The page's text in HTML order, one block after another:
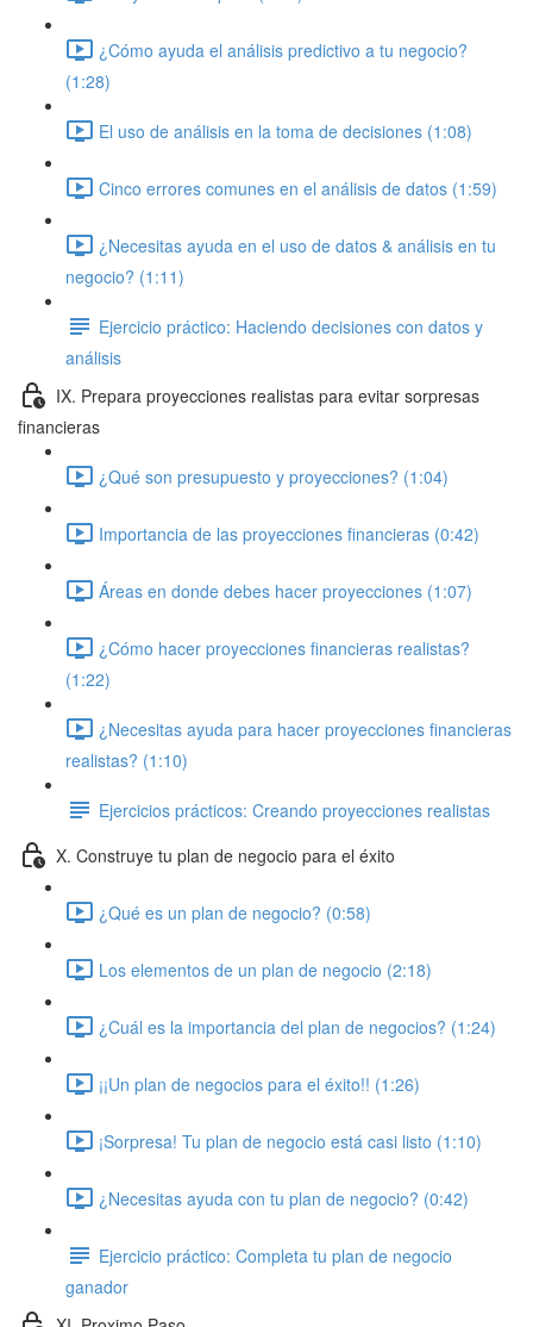
¿Cómo ayuda el análisis predictivo a tu negocio?
(1:28)
El uso de análisis en la toma de decisiones (1:08)
Cinco errores comunes en el análisis de datos (1:59)
¿Necesitas ayuda en el uso de datos & análisis en tu
negocio? (1:11)
Ejercicio práctico: Haciendo decisiones con datos y
análisis
IX. Prepara proyecciones realistas para evitar sorpresas
financieras
¿Qué son presupuesto y proyecciones? (1:04)
Importancia de las proyecciones financieras (0:42)
Áreas en donde debes hacer proyecciones (1:07)
¿Cómo hacer proyecciones financieras realistas?
(1:22)
¿Necesitas ayuda para hacer proyecciones financieras
realistas? (1:10)
Ejercicios prácticos: Creando proyecciones realistas
X. Construye tu plan de negocio para el éxito
¿Qué es un plan de negocio? (0:58)
Los elementos de un plan de negocio (2:18)
¿Cuál es la importancia del plan de negocios? (1:24)
¡¡Un plan de negocios para el éxito!! (1:26)
¡Sorpresa! Tu plan de negocio está casi listo (1:10)
¿Necesitas ayuda con tu plan de negocio? (0:42)
Ejercicio práctico: Completa tu plan de negocio
ganador